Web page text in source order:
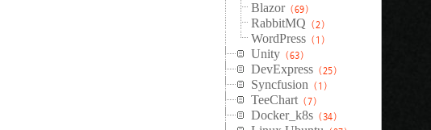
Blazor(69)
RabbitMQ (2)
WordPress (1)
Unity (63)
DevExpress (25)
Syncfusion (1)
TeeChart (7)
Docker_k8s (34)